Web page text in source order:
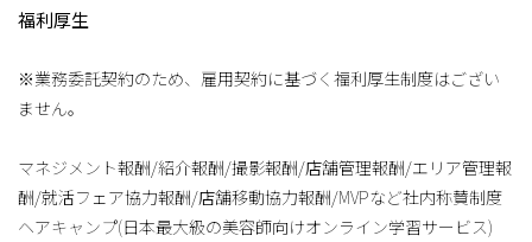
福利厚生
※業務委託契約のため、雇用契約に基づく福利厚生制度はござい
ません。
マネジメント報酬/紹介報酬/撮影報酬/店舗管理報酬/エリア管理報
酬/就活フェア協力報酬/店舗移動協力報酬/MVPなど社内称賛制度
ヘアキャンプ(日本最大級の美容師向けオンライン学習サービス)